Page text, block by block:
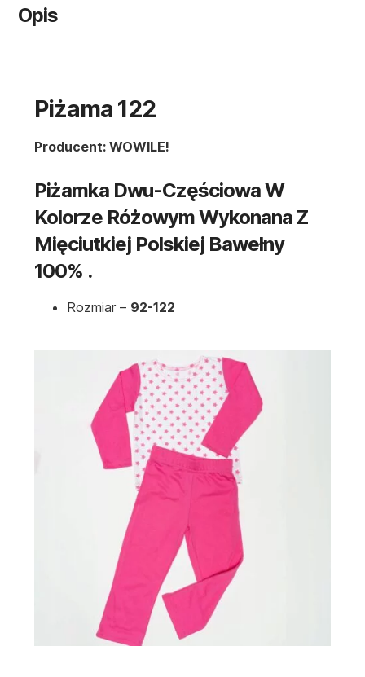
Opis
Piżama 122
Producent: WOWILE!
Piżamka Dwu-Częściowa W
Kolorze Różowym Wykonana Z
Mięciutkiej Polskiej Bawełny
100% .
Rozmiar – 92-122